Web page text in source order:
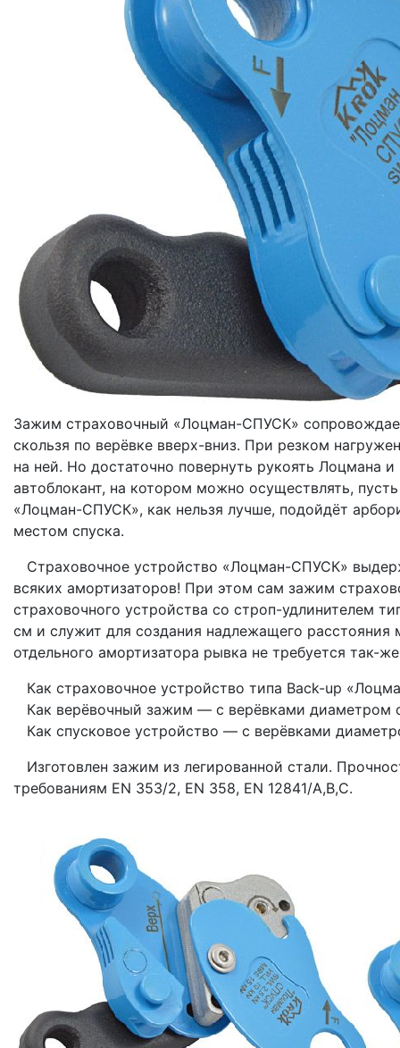
Зажим страховочный «Лоцман-СПУСК»
скользя по верёвке вверх-вниз. При резком
на ней. Но достаточно повернуть рукоять Лоцмана
автоблокант, на котором можно осуществлять,
«Лоцман-СПУСК», как нельзя лучше, подойдёт
местом спуска.
Страховочное устройство «Лоцман-СПУСК»
всяких амортизаторов! При этом сам зажим
страховочного устройства со строп-удлинителем
см и служит для создания надлежащего
отдельного амортизатора рывка не требуется так-
Как страховочное устройство типа Back-up
Как верёвочный зажим — с верёвками диаметром
Как спусковое устройство — с верёвками
Изготовлен зажим из легированной стали.
требованиям EN 353/2, EN 358, EN 12841/A,B,С.